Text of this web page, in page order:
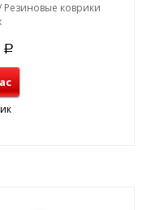
Резиновые коврики
Р